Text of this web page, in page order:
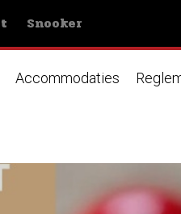
Snooker
Accommodaties